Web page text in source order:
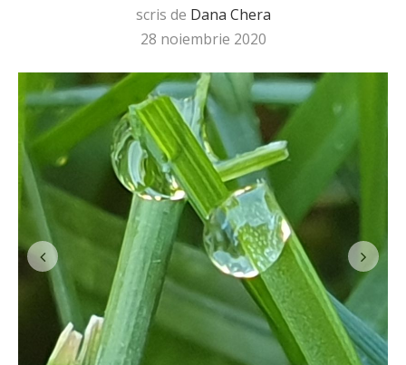
scris de Dana Chera
28 noiembrie 2020